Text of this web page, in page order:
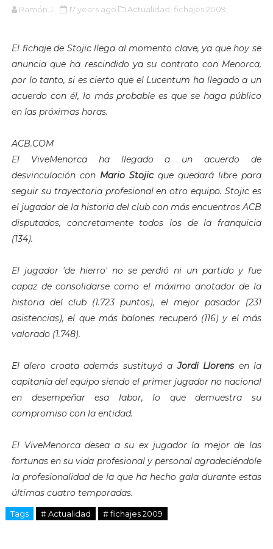
Ramón J. 17 years ago Actualidad, fichajes 2009,
El fichaje de Stojic llega al momento clave, ya que hoy se
anuncia que ha rescindido ya su contrato con Menorca,
por lo tanto, si es cierto que el Lucentum ha llegado a un
acuerdo con él, lo más probable es que se haga público
en las próximas horas.
ACB.COM
El ViveMenorca ha llegado a un acuerdo de
desvinculación con Mario Stojicque quedará libre para
seguir su trayectoria profesional en otro equipo. Stojic es
el jugador de la historia del club con más encuentros ACB
disputados, concretamente todos los de la franquicia
(134).
El jugador 'de hierro' no se perdió ni un partido y fue
capaz de consolidarse como el máximo anotador de la
historia del club (1.723 puntos), el mejor pasador (231
asistencias), el que más balones recuperó (116) y el más
valorado (1.748).
El alero croata además sustituyó aJordi Llorens en la
capitanía del equipo siendo el primer jugador no nacional
en desempeñar esa labor, lo que demuestra su
compromiso con la entidad.
El ViveMenorca desea a su ex jugador la mejor de las
fortunas en su vida profesional y personal agradeciéndole
la profesionalidad de la que ha hecho gala durante estas
últimas cuatro temporadas.
Tags # Actualidad # fichajes 2009